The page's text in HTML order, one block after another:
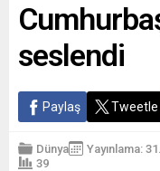
seslendi
Paylaş Tweetle
Dünya Yayınlama:
39